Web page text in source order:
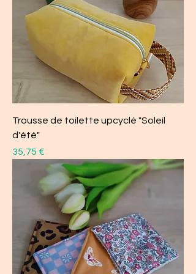
Trousse de toilette upcyclé "Soleil
d'été"
Prix
35,75 €